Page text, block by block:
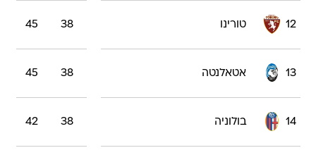
12 טורינו 38
45
13 אטאלנטה 38
45
14 בולוניה 38
42